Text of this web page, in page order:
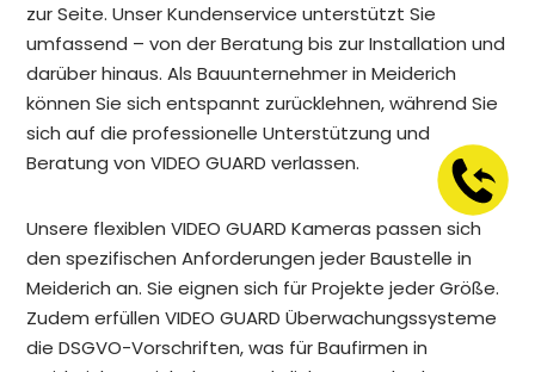
zur Seite. Unser Kundenservice unterstützt Sie
umfassend – von der Beratung bis zur Installation und
darüber hinaus. Als Bauunternehmer in Meiderich
können Sie sich entspannt zurücklehnen, während Sie
sich auf die professionelle Unterstützung und
Beratung von VIDEO GUARD verlassen.
Unsere flexiblen VIDEO GUARD Kameras passen sich
den spezifischen Anforderungen jeder Baustelle in
Meiderich an. Sie eignen sich für Projekte jeder Größe.
Zudem erfüllen VIDEO GUARD Überwachungssysteme
die DSGVO-Vorschriften, was für Baufirmen in